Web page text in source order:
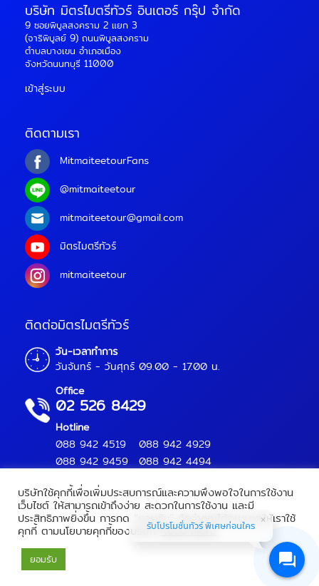
บริษัทใช้คุกกี้เพื่อเพิ่มประสบการณ์และความพึงพอใจในการใช้งาน
เว็บไซต์ ให้สามารถเข้าถึงง่าย สะดวกในการใช้งาน และมี
ประสิทธิภาพยิ่งขึ้น การกด “ยอมรับ” ถือว่าคุณได้อนุญาตให้เราใช้
คุกกี้ ตามนโยบายคุกกี้ของบริษัทRead More
ยอมรับ
บริษัท มิตรไมตรีทัวร์ อินเตอร์ กรุ๊ป จำกัด
9 ซอยพิบูลสงคราม 2 แยก 3
(จาริพิบูลย์ 9) ถนนพิบูลสงคราม
ตำบลบางเขน อำเภอเมือง
จังหวัดนนทบุรี 11000
เข้าสู่ระบบ
ติดตามเรา
MitmaiteetourFans
@mitmaiteetour
mitmaiteetour@gmail.com
มิตรไมตรีทัวร์
mitmaiteetour
ติดต่อมิตรไมตรีทัวร์
วัน-เวลาทำการ
วันจันทร์ - วันศุกร์ 09.00 - 17.00 น.
Office
02 526 8429
Hotline
088 942 4519
088 942 9459
088 942 4929
088 942 4494
Mitmaitee Tour Copyright 2018.All Rights Reserved.
รับโปรโมชั่นทัวร์ พิเศษก่อนใคร